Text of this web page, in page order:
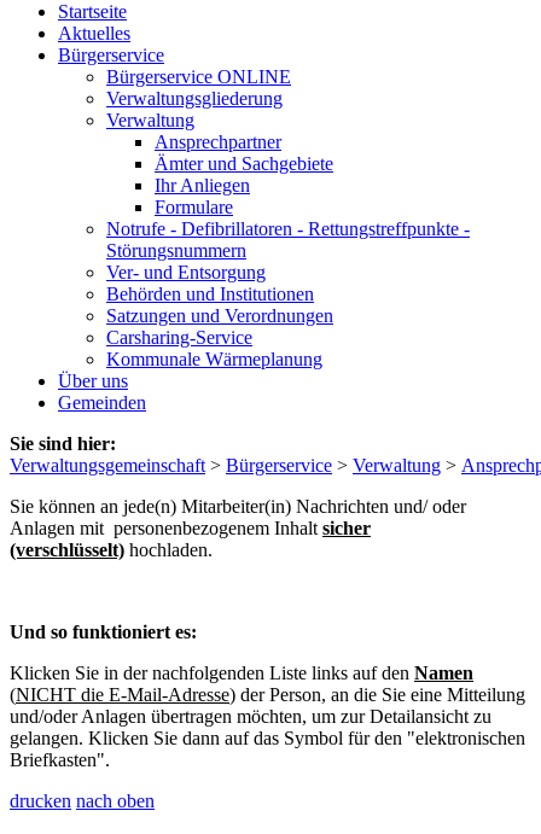
Startseite
Aktuelles
Bürgerservice
Bürgerservice ONLINE
Verwaltungsgliederung
Verwaltung
Ansprechpartner
Ämter und Sachgebiete
Ihr Anliegen
Formulare
Notrufe - Defibrillatoren - Rettungstreffpunkte -
Störungsnummern
Ver- und Entsorgung
Behörden und Institutionen
Satzungen und Verordnungen
Carsharing-Service
Kommunale Wärmeplanung
Über uns
Gemeinden
Sie sind hier:
Verwaltungsgemeinschaft > Bürgerservice > Verwaltung >
Sie können an jede(n) Mitarbeiter(in) Nachrichten und/ oder
Anlagen mit personenbezogenem Inhalt sicher
(verschlüsselt) hochladen.
Und so funktioniert es:
Klicken Sie in der nachfolgenden Liste links auf den Namen
(NICHT die E-Mail-Adresse) der Person, an die Sie eine Mitteilung
und/oder Anlagen übertragen möchten, um zur Detailansicht zu
gelangen. Klicken Sie dann auf das Symbol für den "elektronischen
Briefkasten".
drucken nach oben